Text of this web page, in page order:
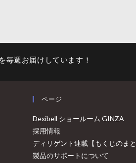
毎週お届けしています！
ページ
Dexibell ショールーム GINZA
採用情報
ディリゲント連載【もくじのまと
製品のサポートについて